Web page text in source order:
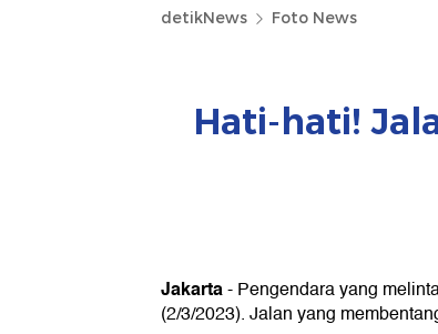
detikNews Foto News
Hati-hati!
Jakarta- Pengendara yang
(2/3/2023). Jalan yang